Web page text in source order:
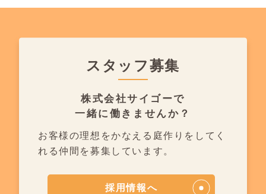
スタッフ募集
株式会社サイゴーで
一緒に働きませんか？
お客様の理想をかなえる庭作りを してく
れる仲間を募集しています。
採用情報へ